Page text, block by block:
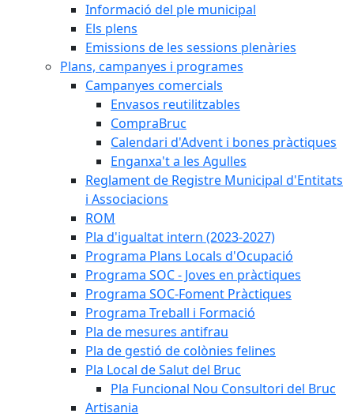
Informació del ple municipal
Els plens
Emissions de les sessions plenàries
Plans, campanyes i programes
Campanyes comercials
Envasos reutilitzables
CompraBruc
Calendari d'Advent i bones pràctiques
Enganxa't a les Agulles
Reglament de Registre Municipal d'Entitats
i Associacions
ROM
Pla d'igualtat intern (2023-2027)
Programa Plans Locals d'Ocupació
Programa SOC - Joves en pràctiques
Programa SOC-Foment Pràctiques
Programa Treball i Formació
Pla de mesures antifrau
Pla de gestió de colònies felines
Pla Local de Salut del Bruc
Pla Funcional Nou Consultori del Bruc
Artisania